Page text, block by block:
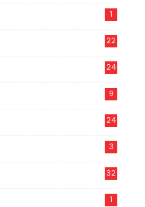
1
22
24
9
24
3
32
1